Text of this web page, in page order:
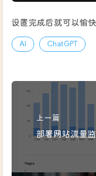
设置完成后就可以愉
AI ChatGPT
上一篇
部署网站流量